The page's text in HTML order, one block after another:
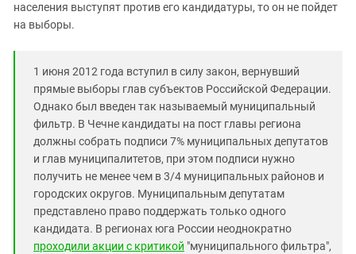
населения выступят против его кандидатуры, то он не пойдет
на выборы.
1 июня 2012 года вступил в силу закон, вернувший
прямые выборы глав субъектов Российской Федерации.
Однако был введен так называемый муниципальный
фильтр. В Чечне кандидаты на пост главы региона
должны собрать подписи 7% муниципальных депутатов
и глав муниципалитетов, при этом подписи нужно
получить не менее чем в 3/4 муниципальных районов и
городских округов. Муниципальным депутатам
представлено право поддержать только одного
кандидата. В регионах юга России неоднократно
проходили акции с критикой "муниципального фильтра",